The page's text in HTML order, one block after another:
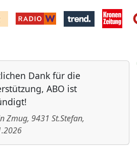
Dank für die
ABO ist
Zmug, 9431 St.Stefan,